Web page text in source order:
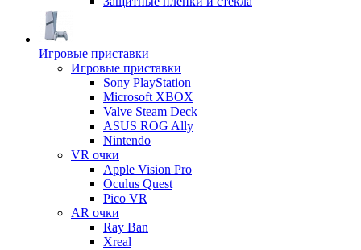
Игровые приставки
Игровые приставки
Sony PlayStation
Microsoft XBOX
Valve Steam Deck
ASUS ROG Ally
Nintendo
VR очки
Apple Vision Pro
Oculus Quest
Pico VR
AR очки
Ray Ban
Xreal